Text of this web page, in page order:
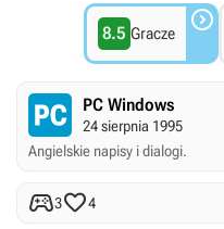
8.5 Gracze 
PC Windows
24 sierpnia 1995
Angielskie napisy i dialogi.
34